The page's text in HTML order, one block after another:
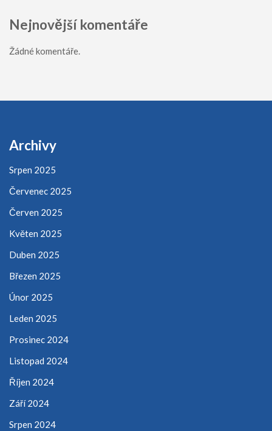
Nejnovější komentáře
Žádné komentáře.
Archivy
Srpen 2025
Červenec 2025
Červen 2025
Květen 2025
Duben 2025
Březen 2025
Únor 2025
Leden 2025
Prosinec 2024
Listopad 2024
Říjen 2024
Září 2024
Srpen 2024